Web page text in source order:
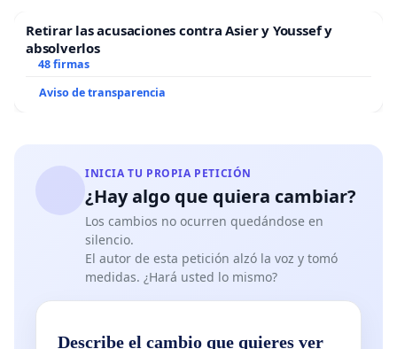
Retirar las acusaciones contra Asier y Youssef y
absolverlos
48 firmas
Aviso de transparencia
INICIA TU PROPIA PETICIÓN
¿Hay algo que quiera cambiar?
Los cambios no ocurren quedándose en
silencio.
El autor de esta petición alzó la voz y tomó
medidas. ¿Hará usted lo mismo?
Describe el cambio que quieres ver